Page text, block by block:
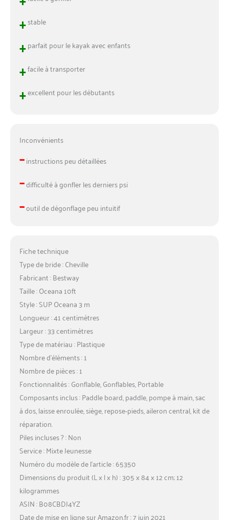
+stable
+parfait pour le kayak avec enfants
+facile à transporter
+excellent pour les débutants
Inconvénients
–instructions peu détaillées
–difficulté à gonfler les derniers psi
–outil de dégonflage peu intuitif
Fiche technique
Type de bride : Cheville
Fabricant : Bestway
Taille : Oceana 10ft
Style : SUP Oceana 3 m
Longueur : 41 centimètres
Largeur : 33 centimètres
Type de matériau : Plastique
Nombre d’éléments : 1
Nombre de pièces : 1
Fonctionnalités : Gonflable, Gonflables, Portable
Composants inclus : Paddle board, paddle, pompe à main, sac
à dos, laisse enroulée, siège, repose-pieds, aileron central, kit de
réparation.
Piles incluses ? : Non
Service : Mixte Jeunesse
Numéro du modèle de l’article : 65350
Dimensions du produit (L x l x h) : 305 x 84 x 12 cm; 12
kilogrammes
ASIN : B08CBDJ4YZ
Date de mise en ligne sur Amazon.fr : 7 juin 2021